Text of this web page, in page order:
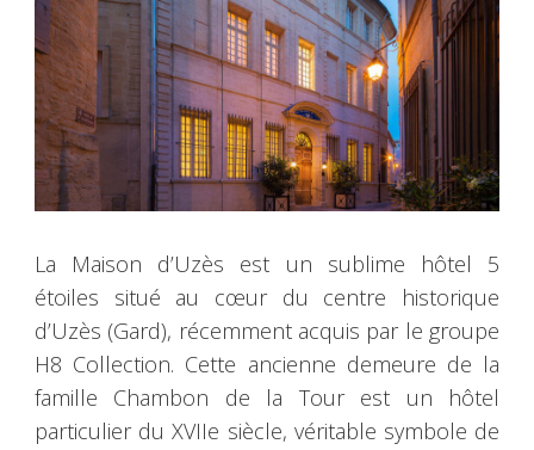
La Maison d’Uzès est un sublime hôtel 5
étoiles situé au cœur du centre historique
d’Uzès (Gard), récemment acquis par le groupe
H8 Collection. Cette ancienne demeure de la
famille Chambon de la Tour est un hôtel
particulier du XVIIe siècle, véritable symbole de